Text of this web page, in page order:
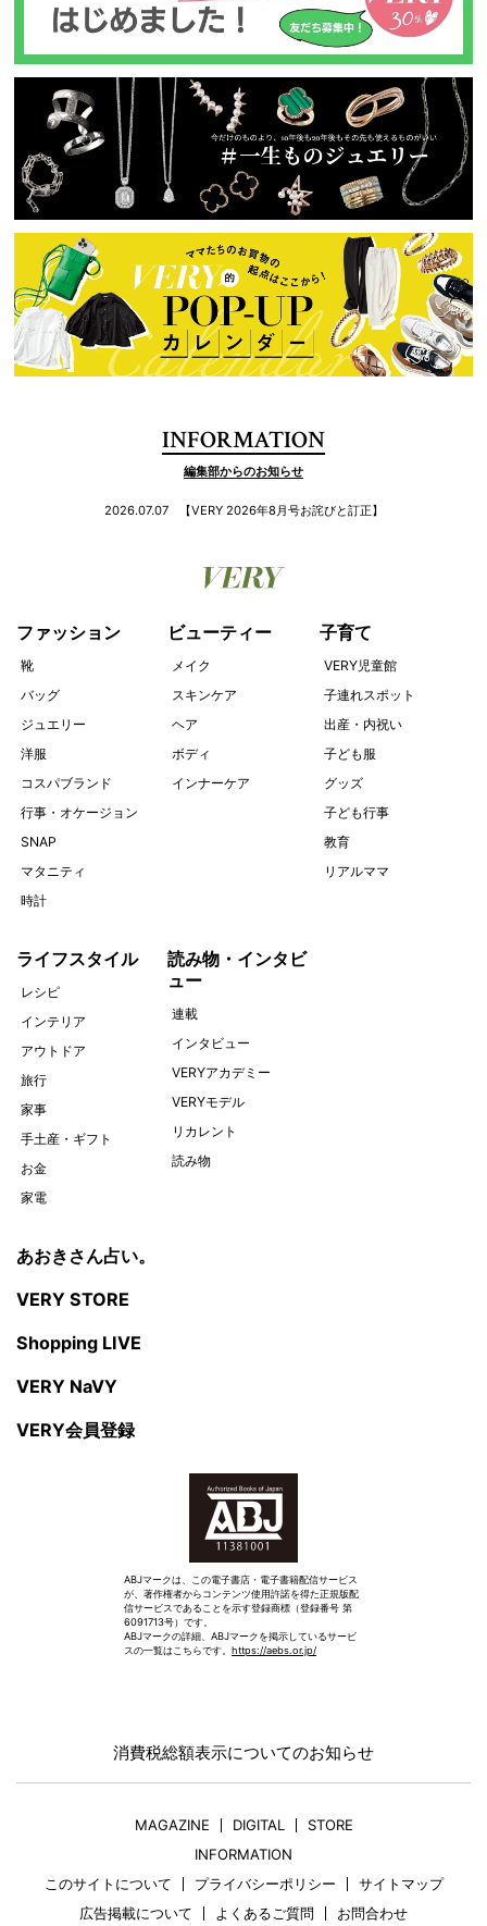
INFORMATION
編集部からのお知らせ
2026.07.07 【VERY 2026年8月号お詫びと訂正】
ファッション
靴
バッグ
ジュエリー
洋服
コスパブランド
行事・オケージョン
SNAP
マタニティ
時計
ビューティー
メイク
スキンケア
ヘア
ボディ
インナーケア
子育て
VERY児童館
子連れスポット
出産・内祝い
子ども服
グッズ
子ども行事
教育
リアルママ
ライフスタイル
レシピ
インテリア
アウトドア
旅行
家事
手土産・ギフト
お金
家電
読み物・インタビ
ュー
連載
インタビュー
VERYアカデミー
VERYモデル
リカレント
読み物
あおきさん占い。
VERY STORE
Shopping LIVE
VERY NaVY
VERY会員登録
ABJマークは、この電子書店・電子書籍配信サービス
が、著作権者からコンテンツ使用許諾を得た正規版配
信サービスであることを示す登録商標（登録番号 第
6091713号）です。
ABJマークの詳細、ABJマークを掲示しているサービ
スの一覧はこちらです。 https://aebs.or.jp/
消費税総額表示についてのお知らせ
MAGAZINE DIGITAL
STORE
INFORMATION
このサイトについて
プライバシーポリシー
サイトマップ
広告掲載について
よくあるご質問 お問合わせ